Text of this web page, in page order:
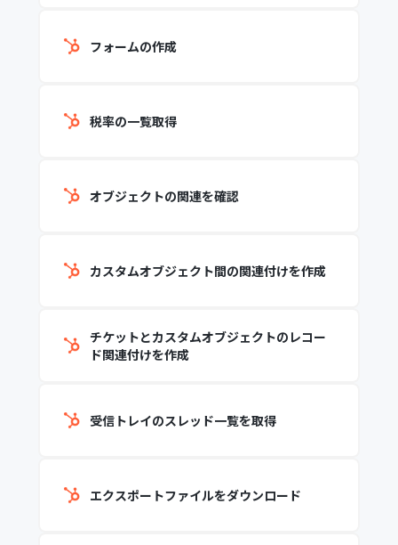
フォームの作成
税率の一覧取得
オブジェクトの関連を確認
カスタムオブジェクト間の関連付けを作成
チケットとカスタムオブジェクトのレコー
ド関連付けを作成
受信トレイのスレッド一覧を取得
エクスポートファイルをダウンロード